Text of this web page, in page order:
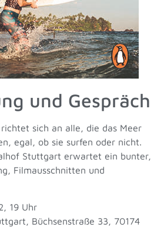
und Gespräch
sich an alle, die das Meer
egal, ob sie surfen oder nicht.
Stuttgart erwartet ein bunter,
Filmausschnitten und
19 Uhr
Büchsenstraße 33, 70174